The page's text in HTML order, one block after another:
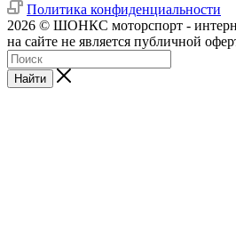
Политика конфиденциальности
2026 © ШОНКС моторспорт -
на сайте не является публичной
Найти